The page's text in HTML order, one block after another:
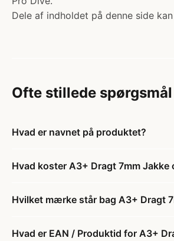
Dele af indholdet på denne side
Ofte stillede spørgsmål
Hvad er navnet på produktet?
Hvad koster A3+ Dragt 7mm Jakke
Hvilket mærke står bag A3+ Dragt
Hvad er EAN / Produktid for A3+